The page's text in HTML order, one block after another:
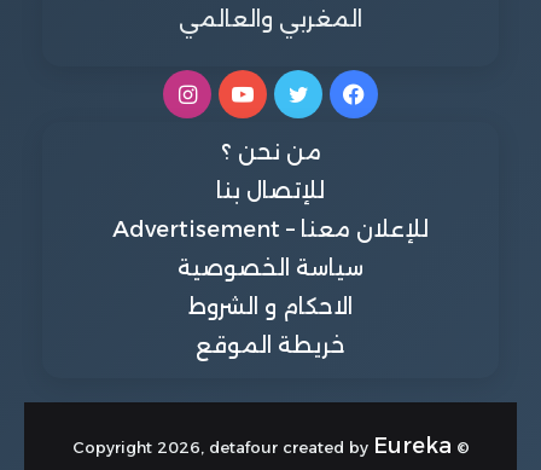
المغربي والعالمي
فيسبوكتويتر يوتيوبانستقرام
من نحن ؟
للإتصال بنا
للإعلان معنا – Advertisement
سياسة الخصوصية
الاحكام و الشروط
خريطة الموقع
© Copyright 2026, detafour created by
Eureka